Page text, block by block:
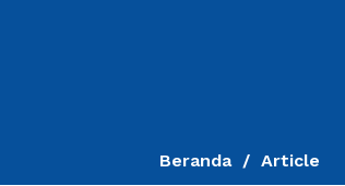
Beranda Article